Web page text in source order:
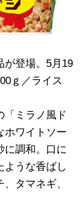
が登場。5月19
ｇ／ライス
「ミラノ風ド
ホワイトソー
に調和。口に
ような香ばし
タマネギ、